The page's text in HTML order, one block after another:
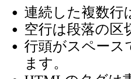
連続した複数行
空行は段落の区
行頭がスペース
ます。